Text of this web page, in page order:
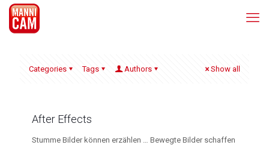
Categories Tags Authors Show all
After Effects
Stumme Bilder können erzählen … Bewegte Bilder schaffen